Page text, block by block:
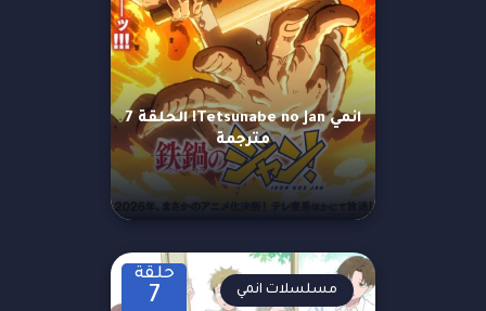
انمي Tetsunabe no Jan! الحلقة 7
مترجمة
حلقة
7 مسلسلات انمي